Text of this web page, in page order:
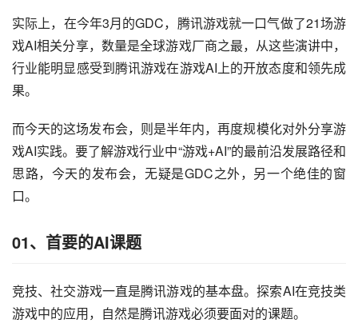
实际上，在今年3月的GDC，腾讯游戏就一口气做了21场游
戏AI相关分享，数量是全球游戏厂商之最，从这些演讲中，
行业能明显感受到腾讯游戏在游戏AI上的开放态度和领先成
果。
而今天的这场发布会，则是半年内，再度规模化对外分享游
戏AI实践。要了解游戏行业中“游戏+AI”的最前沿发展路径和
思路，今天的发布会，无疑是GDC之外，另一个绝佳的窗
口。
01、首要的AI课题
竞技、社交游戏一直是腾讯游戏的基本盘。探索AI在竞技类
游戏中的应用，自然是腾讯游戏必须要面对的课题。